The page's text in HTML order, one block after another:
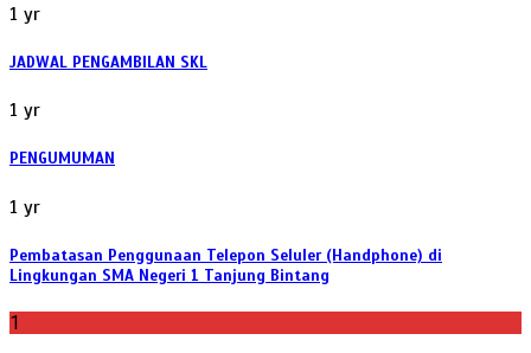
1 yr
JADWAL PENGAMBILAN SKL
1 yr
PENGUMUMAN
1 yr
Pembatasan Penggunaan Telepon Seluler (Handphone) di
Lingkungan SMA Negeri 1 Tanjung Bintang
1